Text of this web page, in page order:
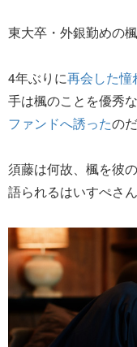
東大卒・外銀勤めの
4年ぶりに再会した憧
手は楓のことを優秀
ファンドへ誘ったの
須藤は何故、楓を彼
語られるはいすぺさん